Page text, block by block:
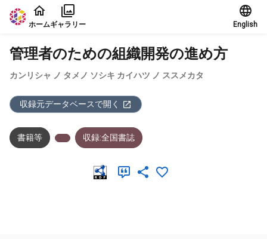
本文に飛ぶ
ホームギャラリー English
管理者のための組織開発の進め方
カンリシャ ノ タメノ ソシキ カイハツ ノ ススメカタ
収録元データベースで開く
書籍等 収録:全国書誌